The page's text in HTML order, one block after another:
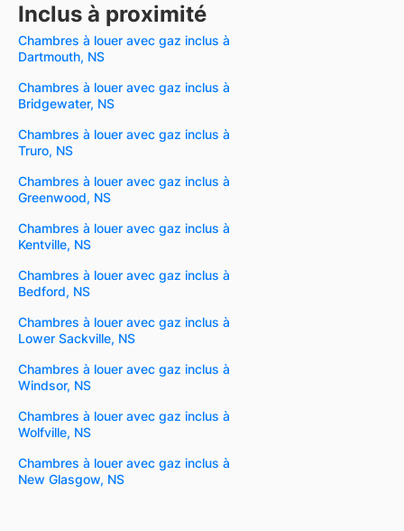
Inclus à proximité
Chambres à louer avec gaz inclus à
Dartmouth, NS
Chambres à louer avec gaz inclus à
Bridgewater, NS
Chambres à louer avec gaz inclus à
Truro, NS
Chambres à louer avec gaz inclus à
Greenwood, NS
Chambres à louer avec gaz inclus à
Kentville, NS
Chambres à louer avec gaz inclus à
Bedford, NS
Chambres à louer avec gaz inclus à
Lower Sackville, NS
Chambres à louer avec gaz inclus à
Windsor, NS
Chambres à louer avec gaz inclus à
Wolfville, NS
Chambres à louer avec gaz inclus à
New Glasgow, NS